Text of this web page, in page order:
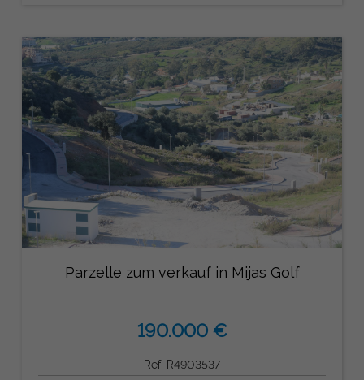
Parzelle zum verkauf in Mijas Golf
190.000 €
Ref: R4903537